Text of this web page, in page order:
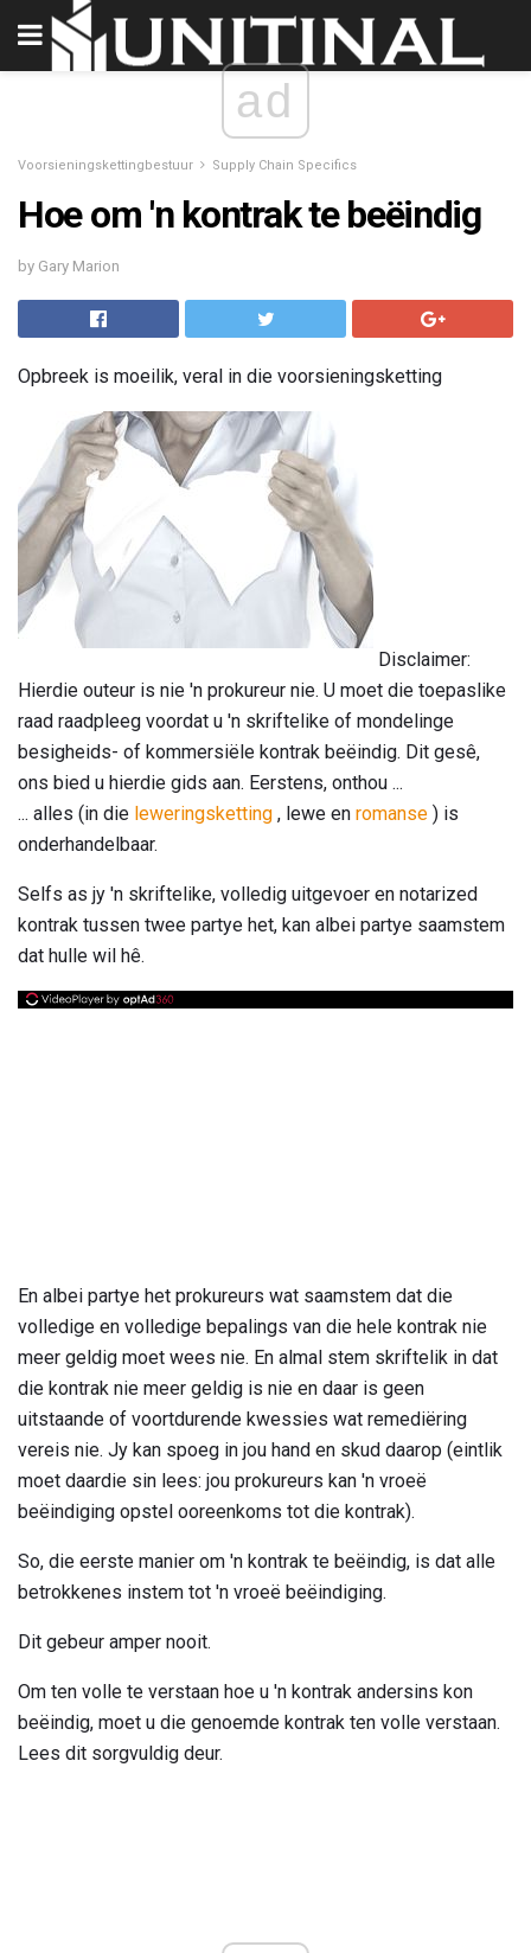
ad
Voorsieningskettingbestuur Supply Chain Specifics
Hoe om 'n kontrak te beëindig
by Gary Marion
Opbreek is moeilik, veral in die voorsieningsketting
Disclaimer:
Hierdie outeur is nie 'n prokureur nie. U moet die toepaslike
raad raadpleeg voordat u 'n skriftelike of mondelinge
besigheids- of kommersiële kontrak beëindig. Dit gesê,
ons bied u hierdie gids aan. Eerstens, onthou ...
... alles (in die leweringsketting , lewe en romanse ) is
onderhandelbaar.
Selfs as jy 'n skriftelike, volledig uitgevoer en notarized
kontrak tussen twee partye het, kan albei partye saamstem
dat hulle wil hê.
En albei partye het prokureurs wat saamstem dat die
volledige en volledige bepalings van die hele kontrak nie
meer geldig moet wees nie. En almal stem skriftelik in dat
die kontrak nie meer geldig is nie en daar is geen
uitstaande of voortdurende kwessies wat remediëring
vereis nie. Jy kan spoeg in jou hand en skud daarop (eintlik
moet daardie sin lees: jou prokureurs kan 'n vroeë
beëindiging opstel ooreenkoms tot die kontrak).
So, die eerste manier om 'n kontrak te beëindig, is dat alle
betrokkenes instem tot 'n vroeë beëindiging.
Dit gebeur amper nooit.
Om ten volle te verstaan ​​hoe u 'n kontrak andersins kon
beëindig, moet u die genoemde kontrak ten volle verstaan.
Lees dit sorgvuldig deur.